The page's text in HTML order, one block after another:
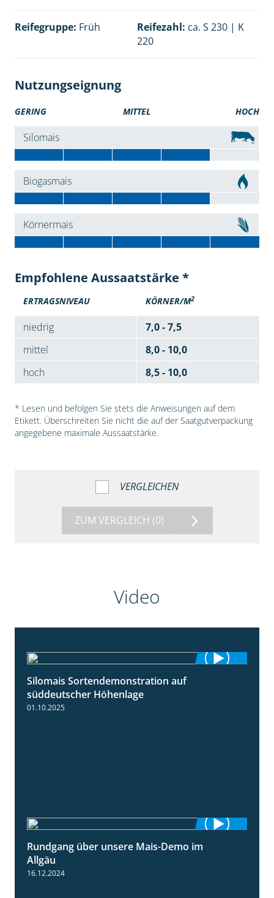
Reifegruppe: Früh Reifezahl: ca. S 230 | K
220
Nutzungseignung
GERING MITTEL HOCH
Silomais
Biogasmais
Körnermais
Empfohlene Aussaatstärke *
ERTRAGSNIVEAU KÖRNER/M2
niedrig
7,0 - 7,5
mittel
8,0 - 10,0
hoch
8,5 - 10,0
* Lesen und befolgen Sie stets die Anweisungen auf dem
Etikett. Überschreiten Sie nicht die auf der Saatgutverpackung
angegebene maximale Aussaatstärke.
VERGLEICHEN
ZUM VERGLEICH (0)
Video
Silomais Sortendemonstration auf
süddeutscher Höhenlage
01.10.2025
Rundgang über unsere Mais-Demo im
Allgäu
16.12.2024